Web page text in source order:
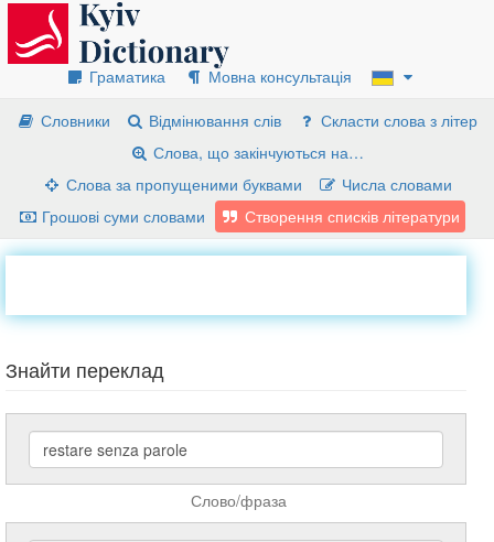
Граматика
Мовна консультація
Словники
Відмінювання слів
Скласти слова з літер
Слова, що закінчуються на…
Слова за пропущеними буквами
Числа словами
Грошові суми словами
Створення списків літератури
Знайти переклад
Слово/фраза